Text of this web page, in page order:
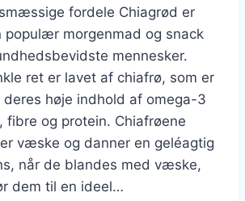
fordele Chiagrød er
populær morgenmad og snack
mennesker.
ret er lavet af chiafrø, som er
høje indhold af omega-3
fibre og protein. Chiafrøene
væske og danner en geléagtig
når de blandes med væske,
dem til en ideel…